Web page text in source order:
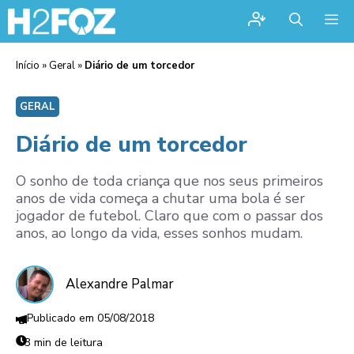
Início » Geral » Diário de um torcedor
GERAL
Diário de um torcedor
O sonho de toda criança que nos seus primeiros
anos de vida começa a chutar uma bola é ser
jogador de futebol. Claro que com o passar dos
anos, ao longo da vida, esses sonhos mudam.
Alexandre Palmar
05/08/2018
3 min de leitura